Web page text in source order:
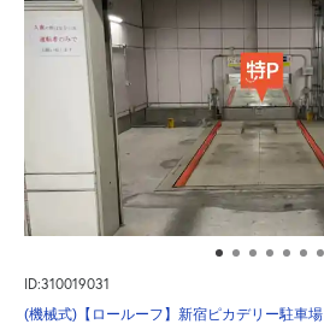
ID:310019031
(機械式)【ロールーフ】新宿ピカデリー駐車場